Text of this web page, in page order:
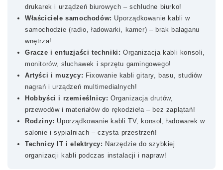
drukarek i urządzeń biurowych – schludne biurko!
Właściciele samochodów: Uporządkowanie kabli w
samochodzie (radio, ładowarki, kamer) – brak bałaganu
wnętrza!
Gracze i entuzjaści techniki: Organizacja kabli konsoli,
monitorów, słuchawek i sprzętu gamingowego!
Artyści i muzycy: Fixowanie kabli gitary, basu, studiów
nagrań i urządzeń multimedialnych!
Hobbyści i rzemieślnicy: Organizacja drutów,
przewodów i materiałów do rękodzieła – bez zaplątań!
Rodziny: Uporządkowanie kabli TV, konsol, ładowarek w
salonie i sypialniach – czysta przestrzeń!
Technicy IT i elektrycy: Narzędzie do szybkiej
organizacji kabli podczas instalacji i napraw!